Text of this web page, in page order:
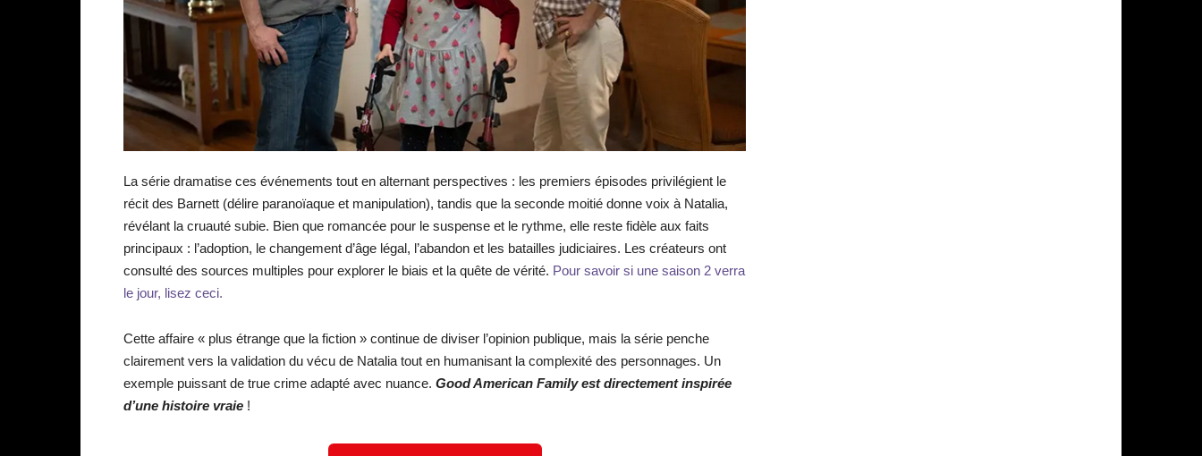
La série dramatise ces événements tout en alternant perspectives : les premiers épisodes privilégient le
récit des Barnett (délire paranoïaque et manipulation), tandis que la seconde moitié donne voix à Natalia,
révélant la cruauté subie. Bien que romancée pour le suspense et le rythme, elle reste fidèle aux faits
principaux : l’adoption, le changement d’âge légal, l’abandon et les batailles judiciaires. Les créateurs ont
consulté des sources multiples pour explorer le biais et la quête de vérité. Pour savoir si une saison 2 verra
le jour, lisez ceci.
Cette affaire « plus étrange que la fiction » continue de diviser l’opinion publique, mais la série penche
clairement vers la validation du vécu de Natalia tout en humanisant la complexité des personnages. Un
exemple puissant de true crime adapté avec nuance. Good American Family est directement inspirée
d’une histoire vraie !